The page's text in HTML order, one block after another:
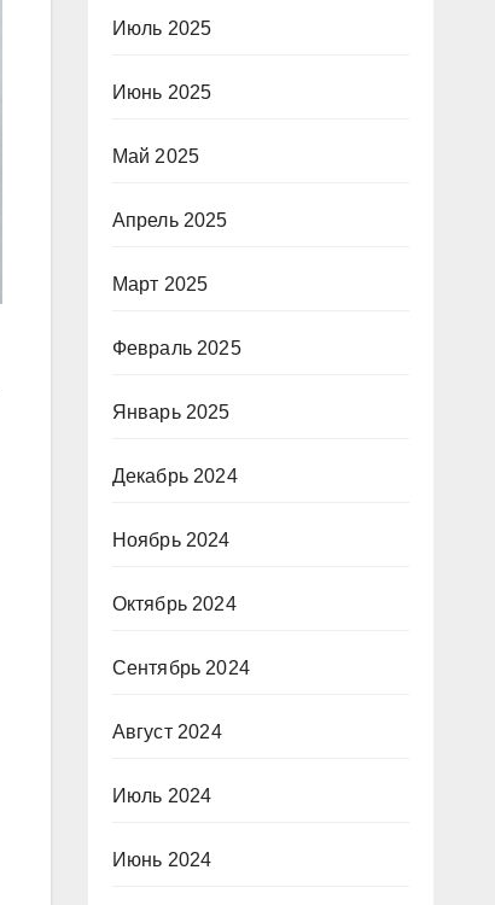
Июль 2025
Июнь 2025
Май 2025
Апрель 2025
Март 2025
Февраль 2025
Январь 2025
Декабрь 2024
Ноябрь 2024
Октябрь 2024
Сентябрь 2024
Август 2024
Июль 2024
Июнь 2024